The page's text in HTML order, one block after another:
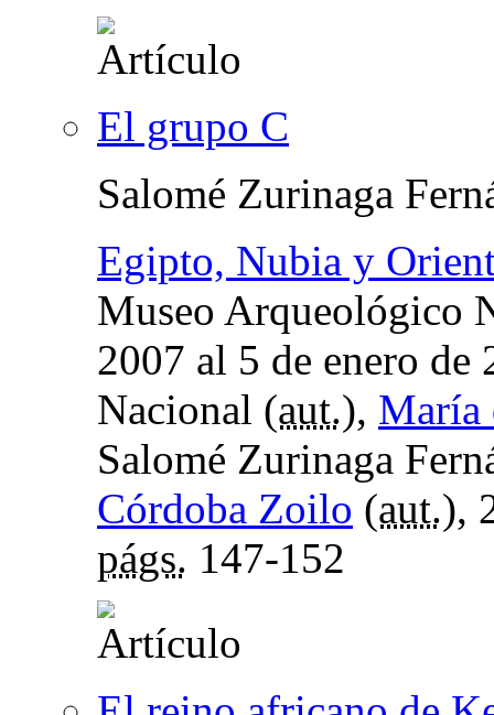
El grupo C
Salomé Zurinaga
Egipto, Nubia y
Museo Arqueológico
2007 al 5 de enero de
Nacional (aut.), María
Salomé Zurinaga
Córdoba Zoilo (aut.),
págs. 147-152